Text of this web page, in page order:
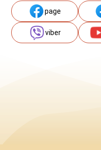
page
viber